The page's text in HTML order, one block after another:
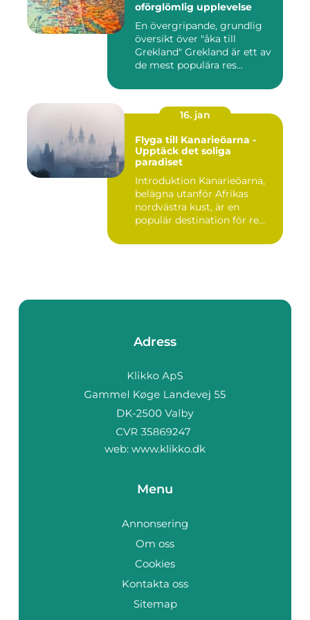
oförglömlig upplevelse
En övergripande, grundlig
översikt över "åka till
Grekland" Grekland är ett av
de mest populära res...
16. jan
Flyga till Kanarieöarna -
Upptäck det soliga
paradiset
Introduktion Kanarieöarna,
belägna utanför Afrikas
nordvästra kust, är en
populär destination för re...
Adress
web: www.klikko.dk
Menu
Annonsering
Om oss
Cookies
Kontakta oss
Sitemap